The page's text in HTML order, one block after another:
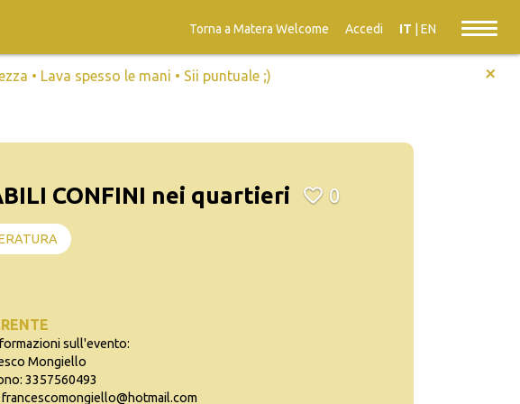
Torna a Matera Welcome Accedi IT EN
• Lava spesso le mani • Sii puntuale ;) +
CONFINI nei quartieri 0
sull'evento:
Mongiello
3357560493
francescomongiello@hotmail.com